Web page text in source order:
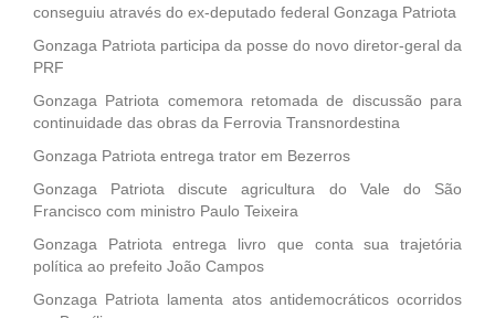
conseguiu através do ex-deputado federal Gonzaga Patriota
Gonzaga Patriota participa da posse do novo diretor-geral da
PRF
Gonzaga Patriota comemora retomada de discussão para
continuidade das obras da Ferrovia Transnordestina
Gonzaga Patriota entrega trator em Bezerros
Gonzaga Patriota discute agricultura do Vale do São
Francisco com ministro Paulo Teixeira
Gonzaga Patriota entrega livro que conta sua trajetória
política ao prefeito João Campos
Gonzaga Patriota lamenta atos antidemocráticos ocorridos